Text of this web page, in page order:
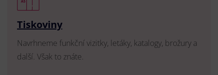
Tiskoviny
Navrhneme funkční vizitky, letáky, katalogy, brožury a
další. Však to znáte.